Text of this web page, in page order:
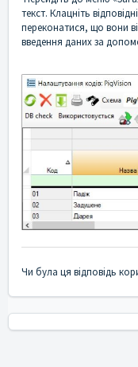
текст. Клацніть
переконатися, що вони
введення даних за
Чи була ця відповідь